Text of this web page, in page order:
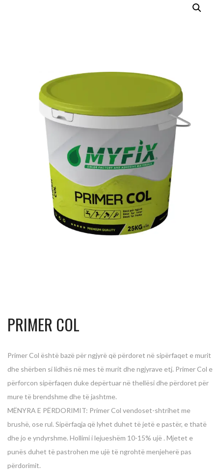
PRIMER COL
Primer Col është bazë për ngjyrë që përdoret në sipërfaqet e murit
dhe shërben si lidhës në mes të murit dhe ngjyrave etj. Primer Col e
përforcon sipërfaqen duke depërtuar në thellësi dhe përdoret për
mure të brendshme dhe të jashtme.
MËNYRA E PËRDORIMIT: Primer Col vendoset-shtrihet me
brushë, ose rul. Sipërfaqja që lyhet duhet të jetë e pastër, e thatë
dhe jo e yndyrshme. Hollimi i lejueshëm 10-15% ujë . Mjetet e
punës duhet të pastrohen me ujë të ngrohtë menjeherë pas
përdorimit.